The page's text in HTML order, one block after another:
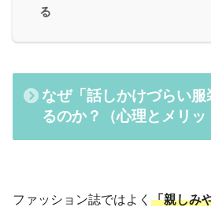
る
なぜ「話しかけづらい
るのか？（心理とメリッ
ファッション誌ではよく 「親しみ